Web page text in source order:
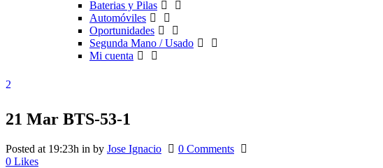
Baterias y Pilas
Automóviles
Oportunidades
Segunda Mano / Usado
Mi cuenta
21 Mar BTS-53-1
Posted at 19:23h in by Jose Ignacio
0 Comments
0 Likes